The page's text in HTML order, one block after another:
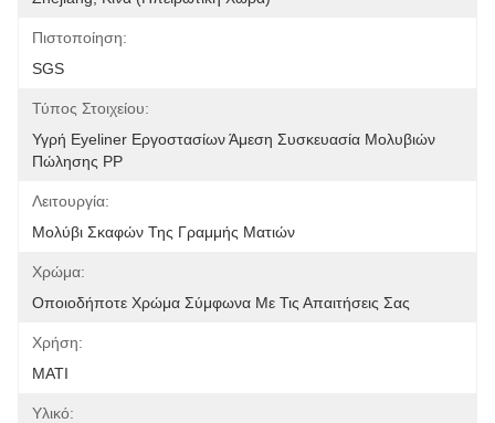
Πιστοποίηση:
SGS
Τύπος Στοιχείου:
Υγρή Eyeliner Εργοστασίων Άμεση Συσκευασία Μολυβιών
Πώλησης PP
Λειτουργία:
Μολύβι Σκαφών Της Γραμμής Ματιών
Χρώμα:
Οποιοδήποτε Χρώμα Σύμφωνα Με Τις Απαιτήσεις Σας
Χρήση:
ΜΑΤΙ
Υλικό: